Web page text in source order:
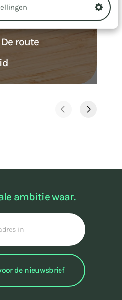
route
ambitie waar.